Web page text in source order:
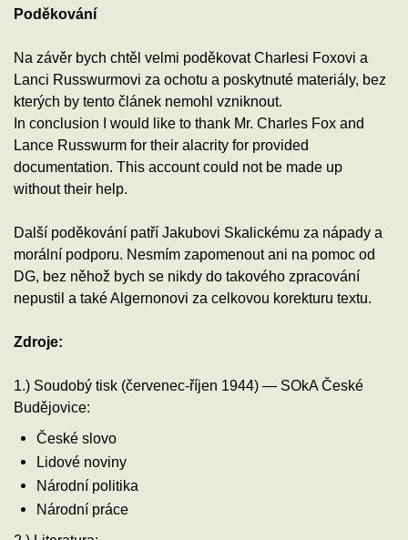
Poděkování
Na závěr bych chtěl velmi poděkovat Charlesi Foxovi a
Lanci Russwurmovi za ochotu a poskytnuté materiály, bez
kterých by tento článek nemohl vzniknout.
In conclusion I would like to thank Mr. Charles Fox and
Lance Russwurm for their alacrity for provided
documentation. This account could not be made up
without their help.
Další poděkování patří Jakubovi Skalickému za nápady a
morální podporu. Nesmím zapomenout ani na pomoc od
DG, bez něhož bych se nikdy do takového zpracování
nepustil a také Algernonovi za celkovou korekturu textu.
Zdroje:
1.) Soudobý tisk (červenec-říjen 1944) — SOkA České
Budějovice:
České slovo
Lidové noviny
Národní politika
Národní práce